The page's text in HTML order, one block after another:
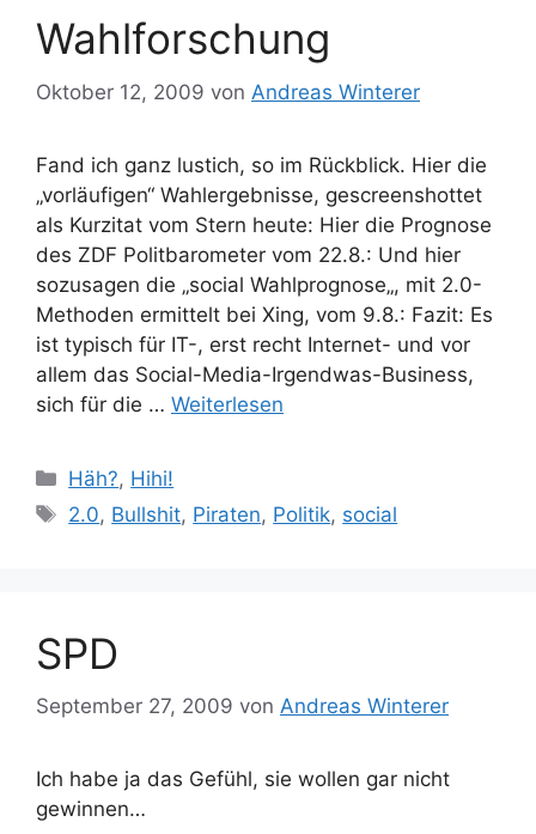
Wahlforschung
Oktober 12, 2009 von Andreas Winterer
Fand ich ganz lustich, so im Rückblick. Hier die
„vorläufigen“ Wahlergebnisse, gescreenshottet
als Kurzitat vom Stern heute: Hier die Prognose
des ZDF Politbarometer vom 22.8.: Und hier
sozusagen die „social Wahlprognose„, mit 2.0-
Methoden ermittelt bei Xing, vom 9.8.: Fazit: Es
ist typisch für IT-, erst recht Internet- und vor
allem das Social-Media-Irgendwas-Business,
sich für die … Weiterlesen
Kategorien
Häh?, Hihi!
Schlagwörter
2.0, Bullshit, Piraten, Politik, social
SPD
September 27, 2009 von Andreas Winterer
Ich habe ja das Gefühl, sie wollen gar nicht
gewinnen…